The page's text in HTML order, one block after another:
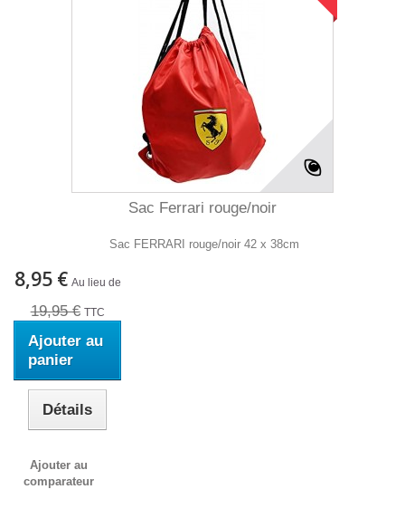
Sac Ferrari rouge/noir
Sac FERRARI rouge/noir 42 x 38cm
8,95 € Au lieu de
19,95 € TTC
Ajouter au
panier
Détails
Ajouter au
comparateur